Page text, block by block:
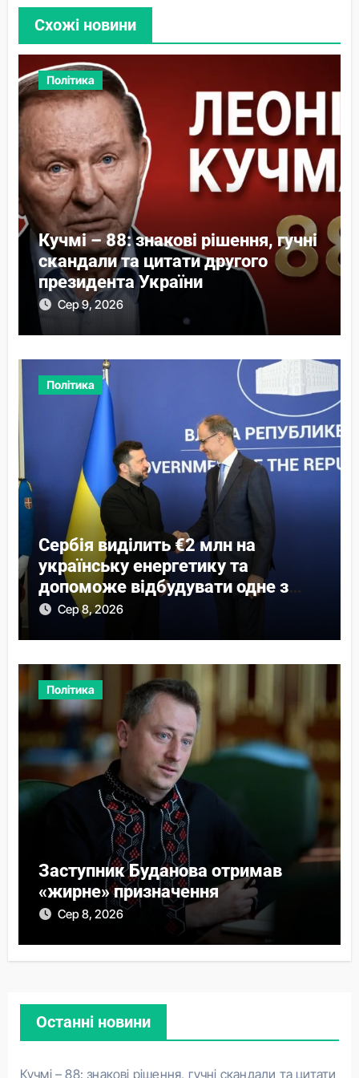
Схожі новини
Політика
Кучмі – 88: знакові рішення, гучні
скандали та цитати другого
президента України
Сер 9, 2026
Політика
Сербія виділить €2 млн на
українську енергетику та
допоможе відбудувати одне з
містСер 8, 2026
Політика
Заступник Буданова отримав
«жирне» призначення
Сер 8, 2026
Останні новини
Кучмі – 88: знакові рішення, гучні скандали та цитати